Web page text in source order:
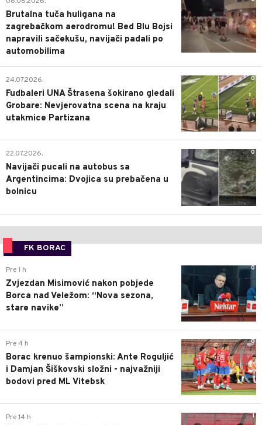
Brutalna tuča huligana na
zagrebačkom aerodromu! Bed Blu Bojsi
napravili sačekušu, navijači padali po
automobilima
0
24.07.2026.
Fudbaleri UNA Štrasena šokirano gledali
Grobare: Nevjerovatna scena na kraju
utakmice Partizana
0
22.07.2026.
Navijači pucali na autobus sa
Argentincima: Dvojica su prebačena u
bolnicu
FK BORAC
0
Pre 1 h
Zvjezdan Misimović nakon pobjede
Borca nad Veležom: “Nova sezona,
stare navike”
0
Pre 4 h
Borac krenuo šampionski: Ante Roguljić
i Damjan Šiškovski složni - najvažniji
bodovi pred ML Vitebsk
1
Pre 14 h